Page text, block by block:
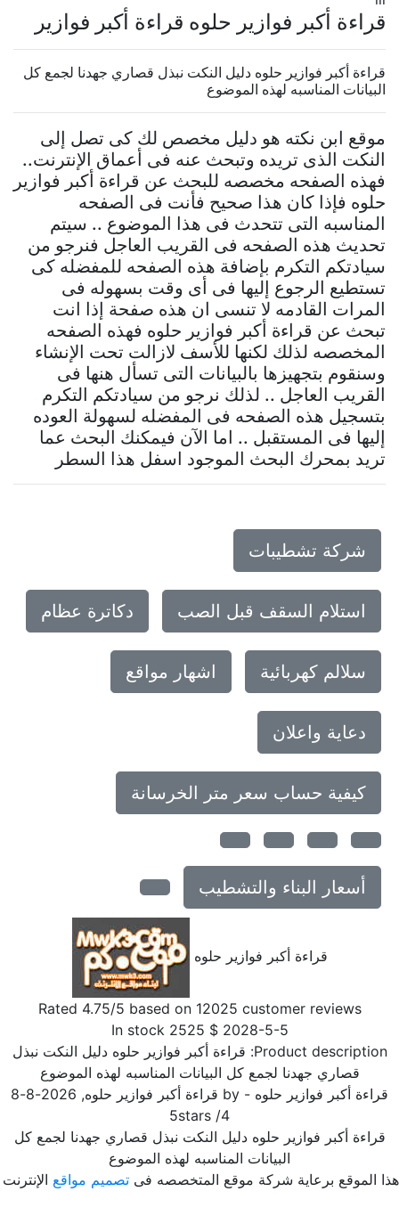
قراءة أكبر فوازير حلوه قراءة أكبر فوازير
قراءة أكبر فوازير حلوه دليل النكت نبذل قصاري جهدنا لجمع كل
البيانات المناسبه لهذه الموضوع
موقع ابن نكته هو دليل مخصص لك كى تصل إلى
النكت الذى تريده وتبحث عنه فى أعماق الإنترنت..
فهذه الصفحه مخصصه للبحث عن قراءة أكبر فوازير
حلوه فإذا كان هذا صحيح فأنت فى الصفحه
المناسبه التى تتحدث فى هذا الموضوع .. سيتم
تحديث هذه الصفحه فى القريب العاجل فنرجو من
سيادتكم التكرم بإضافة هذه الصفحه للمفضله كى
تستطيع الرجوع إليها فى أى وقت بسهوله فى
المرات القادمه لا تنسى ان هذه صفحة إذا انت
تبحث عن قراءة أكبر فوازير حلوه فهذه الصفحه
المخصصه لذلك لكنها للأسف لازالت تحت الإنشاء
وسنقوم بتجهيزها بالبيانات التى تسأل هنها فى
القريب العاجل .. لذلك نرجو من سيادتكم التكرم
بتسجيل هذه الصفحه فى المفضله لسهولة العوده
إليها فى المستقبل .. اما الآن فيمكنك البحث عما
تريد بمحرك البحث الموجود اسفل هذا السطر
شركة تشطيبات
استلام السقف قبل الصب دكاترة عظام
سلالم كهربائية اشهار مواقع
دعاية واعلان
كيفية حساب سعر متر الخرسانة
أسعار البناء والتشطيب
قراءة أكبر فوازير حلوه
Rated4.75/5 based on12025customer reviews
2028-5-5
$
2525
In stock
Product قراءة أكبر فوازير حلوه دليل النكت نبذل
قصاري جهدنا لجمع كل البيانات المناسبه لهذه الموضوع
أكبر فوازير حلوه- by قراءة أكبر فوازير حلوه,
2026-8-8
/
5stars
قراءة أكبر فوازير حلوه دليل النكت نبذل قصاري جهدنا لجمع كل
البيانات المناسبه لهذه الموضوع
الموقع برعاية شركة موقع المتخصصه فىتصميم مواقعالإنترنت